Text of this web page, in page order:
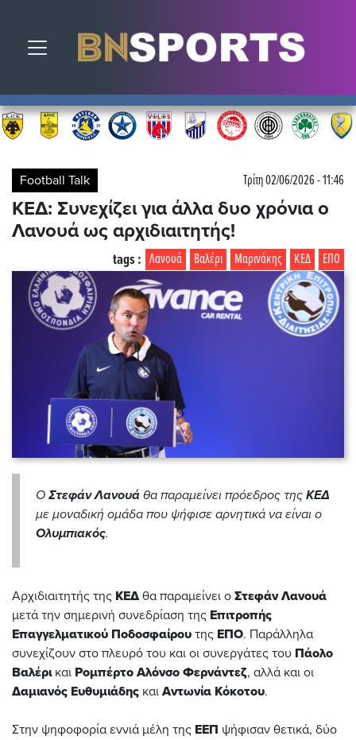
Toggle navigation
Football Talk Τρίτη 02/06/2026 - 11:46
ΚΕΔ: Συνεχίζει για άλλα δυο χρόνια ο
Λανουά ως αρχιδιαιτητής!
ΕΠΟ
ΚΕΔ
Μαρινάκης
Βαλέρι
Λανουά
tags :
Ο Στεφάν Λανουά θα παραμείνει πρόεδρος της ΚΕΔ
με μοναδική ομάδα που ψήφισε αρνητικά να είναι ο
Ολυμπιακός.
Αρχιδιαιτητής της ΚΕΔθα παραμείνει ο Στεφάν Λανουά
μετά την σημερινή συνεδρίαση της Επιτροπής
Επαγγελματικού Ποδοσφαίρου της ΕΠΟ. Παράλληλα
συνεχίζουν στο πλευρό του και οι συνεργάτες του Πάολο
Βαλέρικαι Ρομπέρτο Αλόνσο Φερνάντεζ, αλλά και οι
Δαμιανός Ευθυμιάδης και Αντωνία Κόκοτου.
Στην ψηφοφορία εννιά μέλη της ΕΕΠ ψήφισαν θετικά, δύο